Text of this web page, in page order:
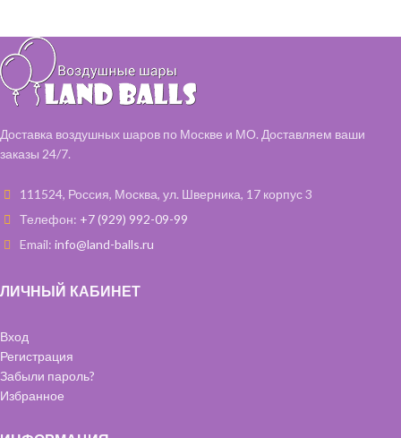
космонавт как на втором фото) -
Фольгированная фигура
"Ракета" - 1 шт.
Шарики с конфетти 35 см - 2 шт
Фольгированная звезда 46 см - 2
шт ( голубой)
Шар "Лисичка" - 1 шт
Доставка воздушных шаров по Москве и МО. Доставляем ваши
заказы 24/7.
111524, Россия, Москва, ул. Шверника, 17 корпус 3
Телефон: +7 (929) 992-09-99
Email: info@land-balls.ru
ЛИЧНЫЙ КАБИНЕТ
Вход
Регистрация
Забыли пароль?
Избранное